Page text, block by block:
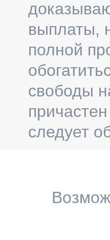
выплаты,
полной
свободы
следует